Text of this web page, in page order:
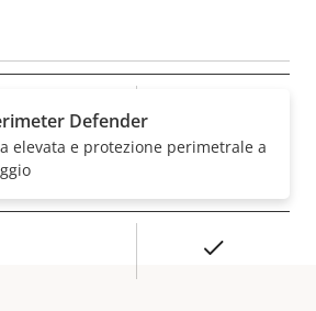
Valore
della
proprietà
Defender
elevata e protezione perimetrale a